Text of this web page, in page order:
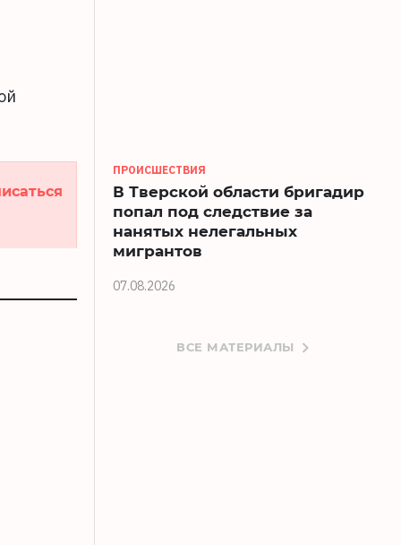
ПРОИСШЕСТВИЯ
В Тверской области бригадир
попал под следствие за
нанятых нелегальных
мигрантов
07.08.2026
ВСЕ МАТЕРИАЛЫ